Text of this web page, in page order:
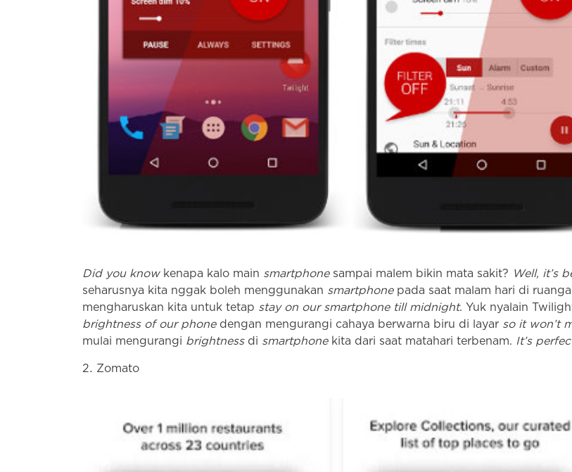
Did you knowkenapa kalo main smartphonesampai malem bikin mata sakit? Well, it’s
seharusnya kita nggak boleh menggunakan smartphonepada saat malam hari di
mengharuskan kita untuk tetap stay on our smartphone till midnight. Yuk nyalain
brightness of our phonedengan mengurangi cahaya berwarna biru di layar so it won’t
mulai mengurangi brightnessdi smartphonekita dari saat matahari terbenam. It’s
Zomato